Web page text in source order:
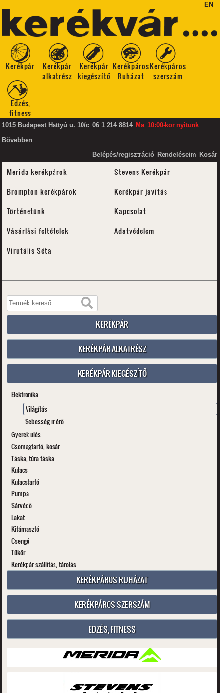
EN
Kerékpár
Kerékpár
alkatrész
Kerékpár
kiegészítő
Kerékpáros
Ruházat
Kerékpáros
szerszám
Edzés,
fitness
1015 Budapest Hattyú u. 10/c 06 1 214 8814 Ma 10:00-kor nyitunk
Bővebben
Belépés/regisztráció Rendeléseim Kosár
Merida kerékpárok
Stevens Kerékpár
Brompton kerékpárok
Kerékpár javítás
Történetünk
Kapcsolat
Vásárlási feltételek
Adatvédelem
Virutális Séta
KERÉKPÁR
KERÉKPÁR ALKATRÉSZ
KERÉKPÁR KIEGÉSZÍTŐ
Elektronika
Világítás
Sebesség mérő
Gyerek ülés
Csomagtartó, kosár
Táska, túra táska
Kulacs
Kulacstartó
Pumpa
Sárvédő
Lakat
Kitámasztó
Csengő
Tükör
Kerékpár szállítás, tárolás
KERÉKPÁROS RUHÁZAT
KERÉKPÁROS SZERSZÁM
EDZÉS, FITNESS